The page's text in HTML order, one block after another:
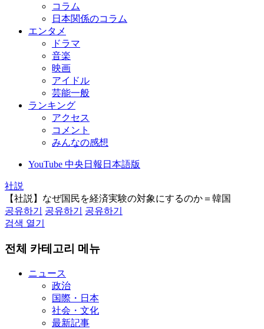
コラム
日本関係のコラム
エンタメ
ドラマ
音楽
映画
アイドル
芸能一般
ランキング
アクセス
コメント
みんなの感想
YouTube 中央日報日本語版
社説
【社説】なぜ国民を経済実験の対象にするのか＝韓国
공유하기
공유하기
공유하기
검색 열기
전체 카테고리 메뉴
ニュース
政治
国際・日本
社会・文化
最新記事